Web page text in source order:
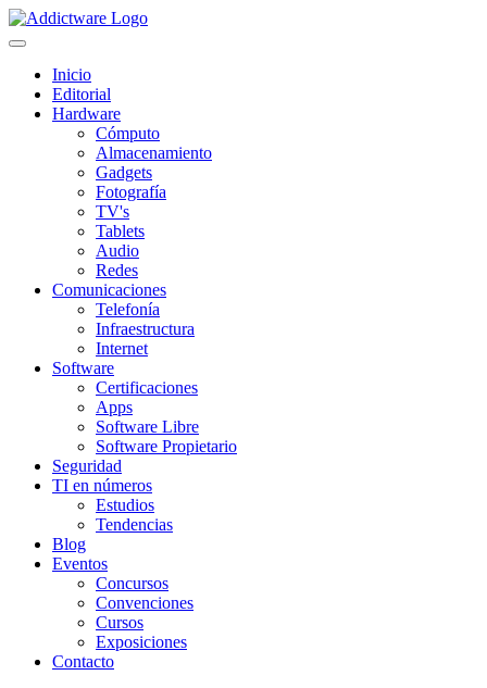
Inicio
Editorial
Hardware
Cómputo
Almacenamiento
Gadgets
Fotografía
TV's
Tablets
Audio
Redes
Comunicaciones
Telefonía
Infraestructura
Internet
Software
Certificaciones
Apps
Software Libre
Software Propietario
Seguridad
TI en números
Estudios
Tendencias
Blog
Eventos
Concursos
Convenciones
Cursos
Exposiciones
Contacto